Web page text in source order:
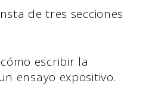
de tres secciones
escribir la
ensayo expositivo.